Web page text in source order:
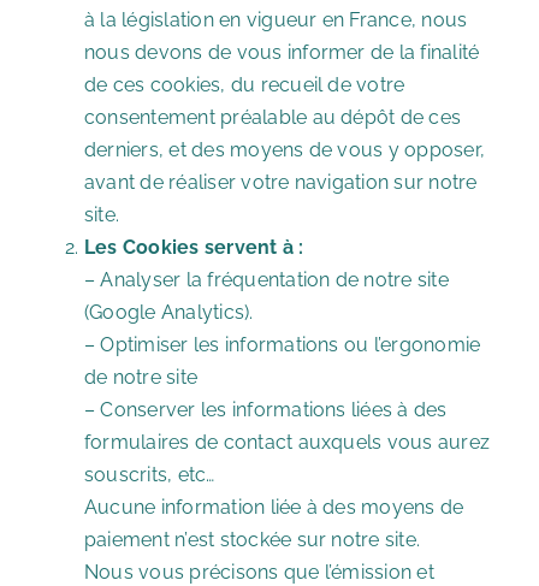
à la législation en vigueur en France, nous
nous devons de vous informer de la finalité
de ces cookies, du recueil de votre
consentement préalable au dépôt de ces
derniers, et des moyens de vous y opposer,
avant de réaliser votre navigation sur notre
site.
Les Cookies servent à :
– Analyser la fréquentation de notre site
(Google Analytics).
– Optimiser les informations ou l’ergonomie
de notre site
– Conserver les informations liées à des
formulaires de contact auxquels vous aurez
souscrits, etc…
Aucune information liée à des moyens de
paiement n’est stockée sur notre site.
Nous vous précisons que l’émission et